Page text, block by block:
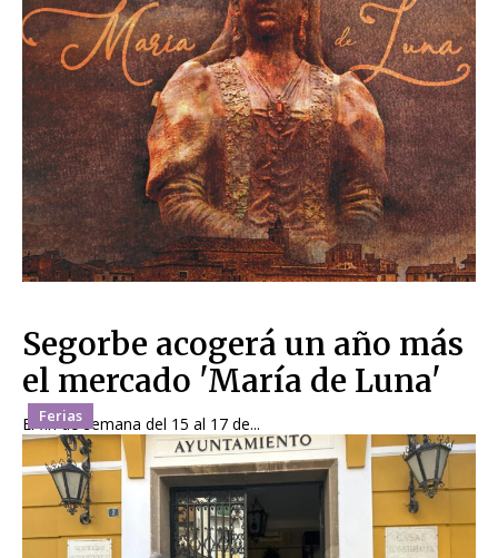
Ferias
Segorbe acogerá un año más
el mercado 'María de Luna'
El fin de semana del 15 al 17 de...